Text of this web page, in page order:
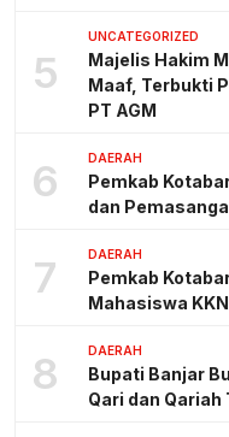
5
UNCATEGORIZED
Majelis Hakim
Maaf, Terbukti
PT AGM
6 DAERAH
Pemkab
dan
7 DAERAH
Pemkab
Mahasiswa
8 DAERAH
Bupati Banjar
Qari dan Qariah